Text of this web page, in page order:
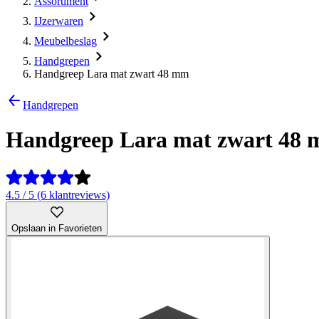
IJzerwaren
Meubelbeslag
Handgrepen
Handgreep Lara mat zwart 48 mm
Handgrepen
Handgreep Lara mat zwart 48
4.5 / 5 (6 klantreviews)
Opslaan in Favorieten